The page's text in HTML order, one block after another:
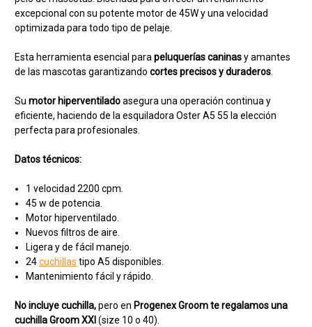
excepcional con su potente motor de 45W y una velocidad
optimizada para todo tipo de pelaje.
Esta herramienta esencial parapeluquerías caninasy amantes
de las mascotas garantizando cortes precisos y duraderos.
Su motor hiperventiladoasegura una operación continua y
eficiente, haciendo de la esquiladora Oster A5 55 la elección
perfecta para profesionales.
Datos técnicos:
1 velocidad 2200 cpm.
45 w de potencia.
Motor hiperventilado.
Nuevos filtros de aire.
Ligera y de fácil manejo.
24cuchillas tipo A5 disponibles.
Mantenimiento fácil y rápido.
No incluye cuchilla,pero en Progenex Groom te regalamos una
cuchilla Groom XXI (size 10 o 40).